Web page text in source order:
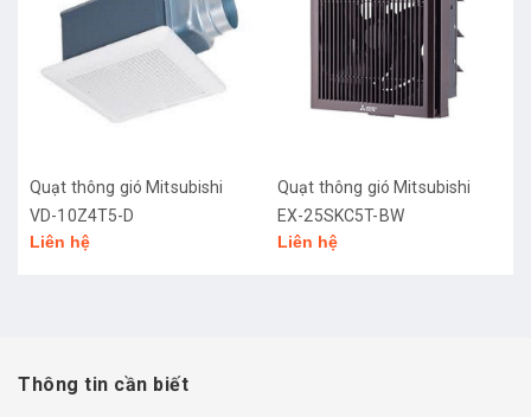
Quạt thông gió Mitsubishi
VD-10Z4T5-D
Liên hệ
Quạt thông gió Mitsubishi
EX-25SKC5T-BW
Liên hệ
Thông tin cần biết